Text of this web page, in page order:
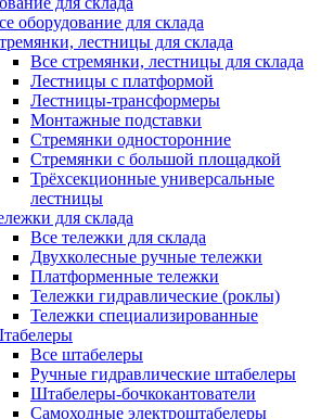
оборудование для склада
лестницы для склада
Все стремянки, лестницы для склада
Лестницы с платформой
Лестницы-трансформеры
Монтажные подставки
Стремянки односторонние
Стремянки с большой площадкой
Трёхсекционные универсальные
лестницы
для склада
Все тележки для склада
Двухколесные ручные тележки
Платформенные тележки
Тележки гидравлические (роклы)
Тележки специализированные
Все штабелеры
Ручные гидравлические штабелеры
Штабелеры-бочкокантователи
Самоходные электроштабелеры